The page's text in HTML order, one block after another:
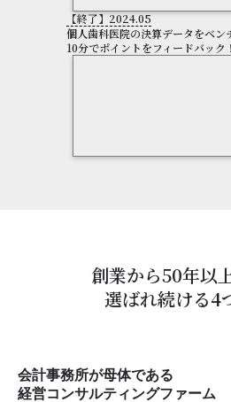
【終了】2024.05
個人歯科医院の決算データをベン
10分でポイントをフィードバック！
創業から50年以
選ばれ続ける4
会計事務所が母体である
経営コンサルティングファーム